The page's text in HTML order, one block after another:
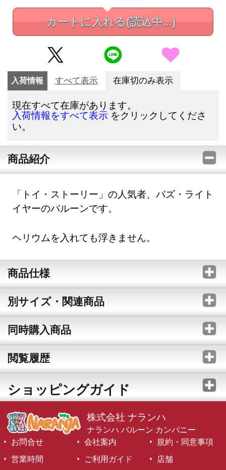
カートに入れる(読込中...)
入荷情報 すべて表示 在庫切のみ表示
現在すべて在庫があります。
入荷情報をすべて表示 をクリックしてくださ
い。
商品紹介
「トイ・ストーリー」の人気者、バズ・ライト
イヤーのバルーンです。
ヘリウムを入れても浮きません。
商品仕様
別サイズ・関連商品
同時購入商品
閲覧履歴
ショッピングガイド
株式会社 ナランハ
ナランハ バルーン カンパニー
お問合せ
会社案内
規約・同意事項
営業時間
ご利用ガイド 店舗